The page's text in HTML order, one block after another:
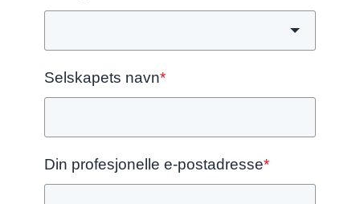
Selskapets navn*
Din profesjonelle e-postadresse*